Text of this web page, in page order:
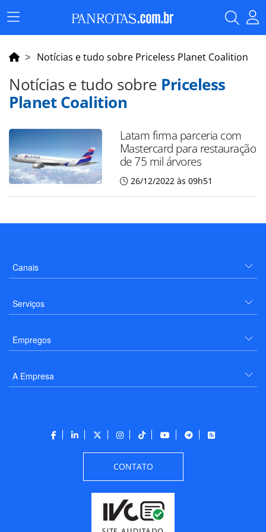
Menu
Principal
Notícias e tudo sobre Priceless Planet Coalition
Notícias e tudo sobre Priceless
Planet Coalition
Latam firma parceria com
Mastercard para restauração
de 75 mil árvores
26/12/2022 às 09h51
Canais
Serviços
Empregos
A Empresa
CONTATO